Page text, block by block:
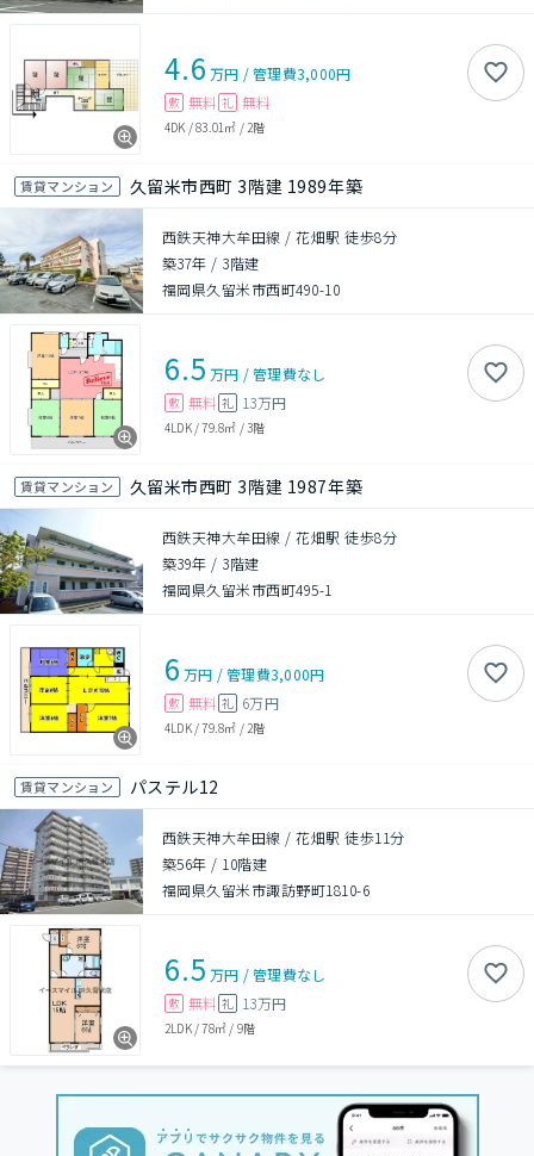
4.6 万円 /管理費3,000円
敷 無料 礼 無料
4DK /83.01㎡ / 2階
賃貸マンション 久留米市西町 3階建 1989年築
西鉄天神大牟田線 / 花畑駅 徒歩8分
築37年 / 3階建
福岡県久留米市西町490-10
6.5 万円 /管理費なし
敷 無料 礼 13万円
4LDK/79.8㎡ /3階
賃貸マンション 久留米市西町 3階建 1987年築
西鉄天神大牟田線 / 花畑駅 徒歩8分
築39年 / 3階建
福岡県久留米市西町495-1
6 万円 /管理費3,000円
敷 無料 礼 6万円
4LDK/79.8㎡ / 2階
賃貸マンション パステル12
西鉄天神大牟田線 / 花畑駅 徒歩11分
築56年 / 10階建
福岡県久留米市諏訪野町1810-6
6.5 万円 /管理費なし
敷 無料 礼 13万円
2LDK/78㎡ / 9階